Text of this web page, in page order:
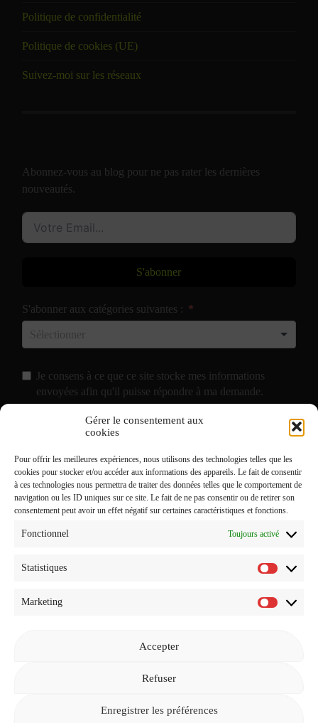
Gérer le consentement aux
cookies
Pour offrir les meilleures expériences, nous utilisons des technologies telles que les
cookies pour stocker et/ou accéder aux informations des appareils. Le fait de consentir
à ces technologies nous permettra de traiter des données telles que le comportement de
navigation ou les ID uniques sur ce site. Le fait de ne pas consentir ou de retirer son
consentement peut avoir un effet négatif sur certaines caractéristiques et fonctions.
Fonctionnel Toujours activé
Statistiques
Marketing
Accepter
Refuser
Enregistrer les préférences
Politique de confidentialité
Politique de cookies (UE)
Suivez-moi sur les réseaux
Abonnez-vous au blog pour ne pas rater les dernières
nouveautés.
S'abonner
S'abonner aux catégories suivantes :
Je consens à ce que ce site stocke mes informations
envoyées afin qu'il puisse répondre à ma demande.
J'accepte de recevoir vos e-mails et confirme avoir pris
Mentions Légales.